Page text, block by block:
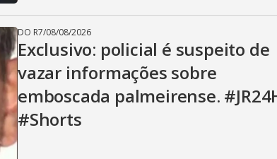
DO R7/08/08/2026
Exclusivo: policial é suspeito de
vazar informações sobre
emboscada palmeirense.
#Shorts